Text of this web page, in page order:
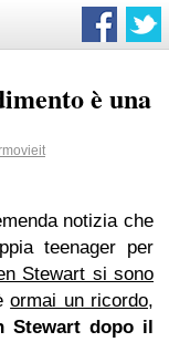
è una
notizia che
teenager per
Stewart si sono
ormai un ricordo,
Stewart dopo il